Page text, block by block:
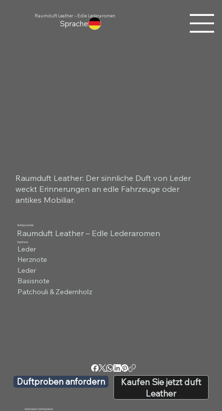
Sprache
Raumduft Leather – Edle Lederaromen
Raumduft Leather: Der sinnliche Duft von Leder
weckt Erinnerungen an edle Fahrzeuge oder
antikes Mobiliar.
Duftpyramide
Raumduft Leather – Edle Lederaromen
Kopfnote
Leder
Herznote
Leder
Basisnote
Patchouli & Zedernholz
Duftproben anfordern
Kaufen Sie jetzt duft
Leather
Interviews Coming Soon